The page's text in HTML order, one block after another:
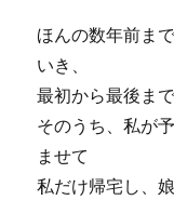
ほんの数年前ま
いき、
最初から最後ま
そのうち、私が
ませて
私だけ帰宅し、